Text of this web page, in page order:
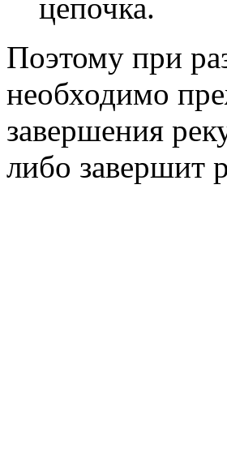
цепочка.
Поэтому при
необходимо
завершения
либо завершит